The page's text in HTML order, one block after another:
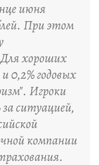
июня
При этом
хороших
0,2% годовых
Игроки
ситуацией,
компании